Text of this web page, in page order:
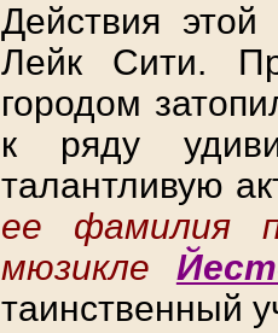
Действия
Лейк Сити.
городом
к ряду
талантливую
ее фамилия
мюзикле
таинственный